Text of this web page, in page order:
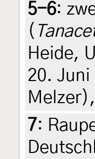
5-6:
(
Heide,
20.
7: